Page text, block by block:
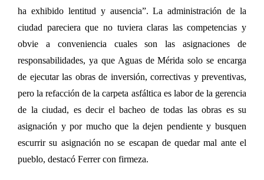
ha exhibido lentitud y ausencia”. La administración de la
ciudad pareciera que no tuviera claras las competencias y
obvie a conveniencia cuales son las asignaciones de
responsabilidades, ya que Aguas de Mérida solo se encarga
de ejecutar las obras de inversión, correctivas y preventivas,
pero la refacción de la carpeta asfáltica es labor de la gerencia
de la ciudad, es decir el bacheo de todas las obras es su
asignación y por mucho que la dejen pendiente y busquen
escurrir su asignación no se escapan de quedar mal ante el
pueblo, destacó Ferrer con firmeza.